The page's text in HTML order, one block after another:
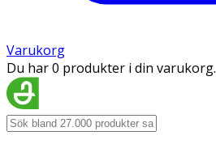
Varukorg
Du har 0 produkter i din varukorg.